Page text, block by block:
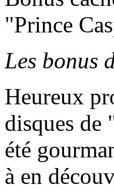
Les bonus
Heureux
disques de
été
à en